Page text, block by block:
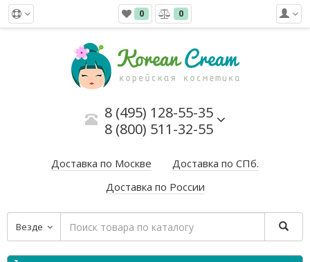
0 0
8 (495) 128-55-35
8 (800) 511-32-55
Доставка по Москве
Доставка по СПб.
Доставка по России
Везде